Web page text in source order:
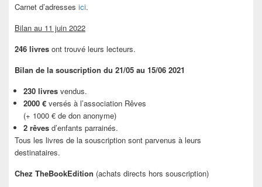
Carnet d’adresses ici.
Bilan au 11 juin 2022
246 livres ont trouvé leurs lecteurs.
Bilan de la souscription du 21/05 au 15/06 2021
230 livres vendus.
2000 € versés à l’association Rêves
(+ 1000 € de don anonyme)
2 rêves d’enfants parrainés.
Tous les livres de la souscription sont parvenus à leurs
destinataires.
Chez TheBookEdition (achats directs hors souscription)